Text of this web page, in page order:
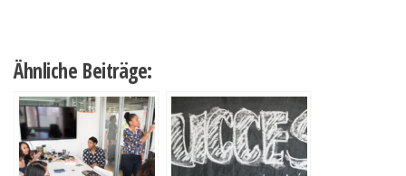
Ähnliche Beiträge: